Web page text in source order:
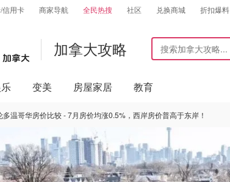
信用卡 商家导航 全民热搜 社区 兑换商城 折扣爆料
加拿大攻略
变美 房屋家居 教育
温哥华房价比较 - 7月房价均涨0.5%，西岸房价普高于东岸！